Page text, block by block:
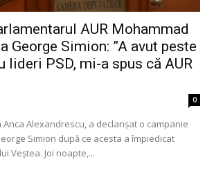
AUR Mohammad
George Simion: ”A avut peste
lideri PSD, mi-a spus că AUR
0
Anca Alexandrescu, a declanșat o campanie
Simion după ce acesta a împiedicat
Veștea. Joi noapte,...